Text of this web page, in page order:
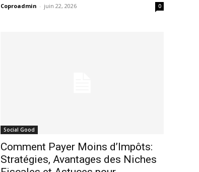
Coproadmin - juin 22, 2026 0
Social Good
Comment Payer Moins d’Impôts:
Stratégies, Avantages des Niches